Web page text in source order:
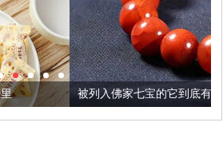
家七宝的它到底有多美？